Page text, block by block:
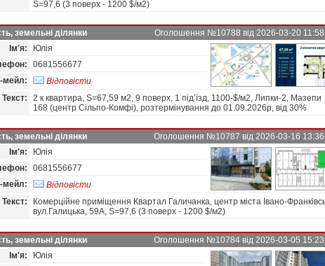
S=97,6 (3 поверх - 1200 $/м2)
земельні ділянки
Оголошення №10788 від 2026-03-20
Ім'я:
Юлія
0681556677
мейл:
Відповісти
Текст:
2 к квартира, S=67,59 м2, 9 поверх, 1 під’їзд, 1100-$/м2, Липки-2, Мазепи
168 (центр Сільпо-Комфі), розтермінування до 01.09.2026р, від 30%
земельні ділянки
Оголошення №10787 від 2026-03-16
Ім'я:
Юлія
0681556677
мейл:
Відповісти
Текст:
Комерційне приміщення Квартал Галичанка, центр міста Івано-
вул.Галицька, 59А, S=97,6 (3 поверх - 1200 $/м2)
земельні ділянки
Оголошення №10784 від 2026-03-05
Ім'я:
Юлія